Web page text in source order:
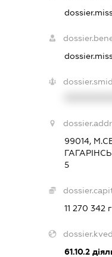
99014,
5
11 270 342
61.10.2